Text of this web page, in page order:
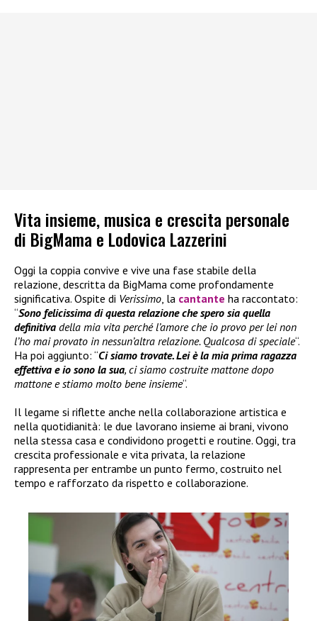
Vita insieme, musica e crescita personale
di BigMama e Lodovica Lazzerini
Oggi la coppia convive e vive una fase stabile della
relazione, descritta da BigMama come profondamente
significativa. Ospite di Verissimo , la cantante ha raccontato:
“Sono felicissima di questa relazione che spero sia quella
definitiva della mia vita perché l’amore che io provo per lei non
l’ho mai provato in nessun’altra relazione. Qualcosa di speciale“.
Ha poi aggiunto: “Ci siamo trovate. Lei è la mia prima ragazza
effettiva e io sono la sua, ci siamo costruite mattone dopo
mattone e stiamo molto bene insieme“.
Il legame si riflette anche nella collaborazione artistica e
nella quotidianità: le due lavorano insieme ai brani, vivono
nella stessa casa e condividono progetti e routine. Oggi, tra
crescita professionale e vita privata, la relazione
rappresenta per entrambe un punto fermo, costruito nel
tempo e rafforzato da rispetto e collaborazione.